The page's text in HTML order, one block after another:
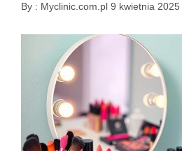
By : Myclinic.com.pl 9 kwietnia 2025